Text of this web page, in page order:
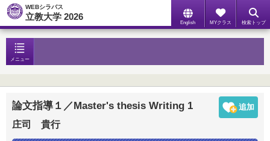
WEBシラバス
立教大学 2026
English MYクラス 検索トップ
メニュー
論文指導１／Master's thesis Writing 1
庄司 貴行